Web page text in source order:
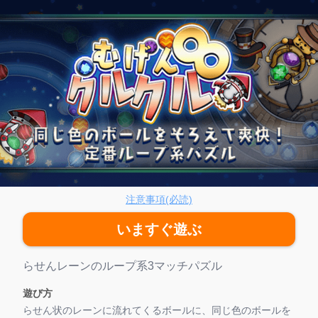
ん∞クルクル
注意事項(必読)
いますぐ遊ぶ
ゲーム紹介
らせんレーンのループ系3マッチパズル
遊び方
らせん状のレーンに流れてくるボールに、同じ色のボールを